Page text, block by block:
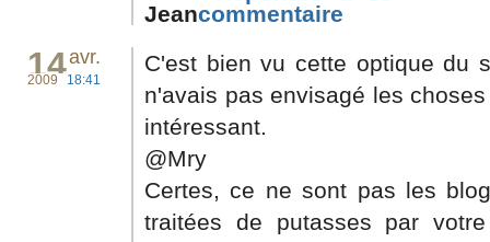
Jean
14avr.
2009 18:41
C'est bien vu cette optique du
n'avais pas envisagé les
intéressant.
@Mry
Certes, ce ne sont pas les
traitées de putasses par